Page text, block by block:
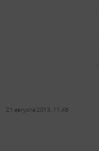
21 августа 2013, 11:48